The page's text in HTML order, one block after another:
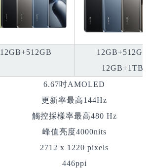
12GB+512GB
12GB+512GB
12GB+1TB
6.67吋AMOLED
更新率最高144Hz
觸控採樣率最高480 Hz
峰值亮度4000nits
2712 x 1220 pixels
446ppi